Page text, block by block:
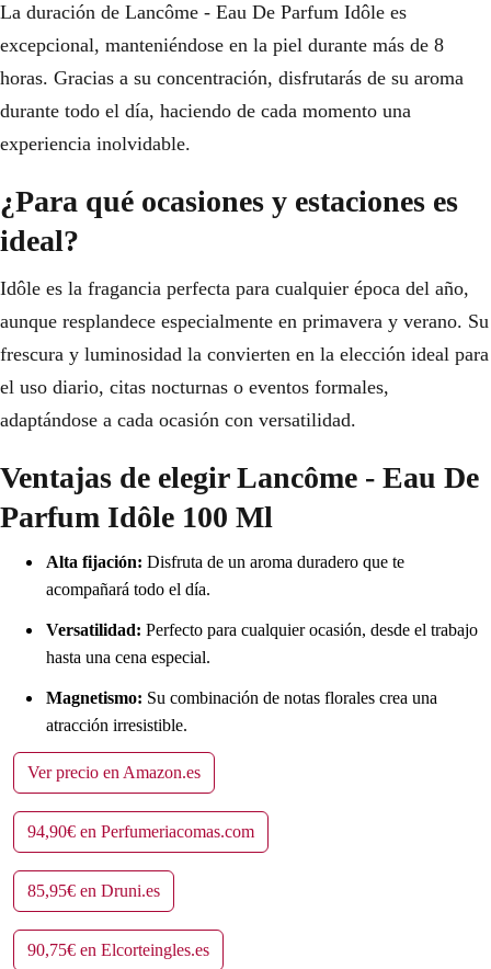
La duración de Lancôme - Eau De Parfum Idôle es
excepcional, manteniéndose en la piel durante más de 8
horas. Gracias a su concentración, disfrutarás de su aroma
durante todo el día, haciendo de cada momento una
experiencia inolvidable.
¿Para qué ocasiones y estaciones es
ideal?
Idôle es la fragancia perfecta para cualquier época del año,
aunque resplandece especialmente en primavera y verano. Su
frescura y luminosidad la convierten en la elección ideal para
el uso diario, citas nocturnas o eventos formales,
adaptándose a cada ocasión con versatilidad.
Ventajas de elegir Lancôme - Eau De
Parfum Idôle 100 Ml
Alta fijación: Disfruta de un aroma duradero que te
acompañará todo el día.
Versatilidad: Perfecto para cualquier ocasión, desde el trabajo
hasta una cena especial.
Magnetismo: Su combinación de notas florales crea una
atracción irresistible.
Ver precio en Amazon.es
94,90€ en Perfumeriacomas.com
85,95€ en Druni.es
90,75€ en Elcorteingles.es